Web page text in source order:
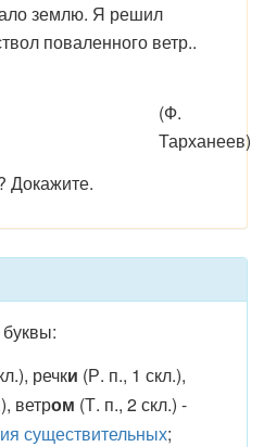
землю. Я решил
поваленного ветр..
(Ф.
Тарханеев)
Докажите.
речки (Р. п., 1 скл.),
ветром (Т. п., 2 скл.) -
существительных;